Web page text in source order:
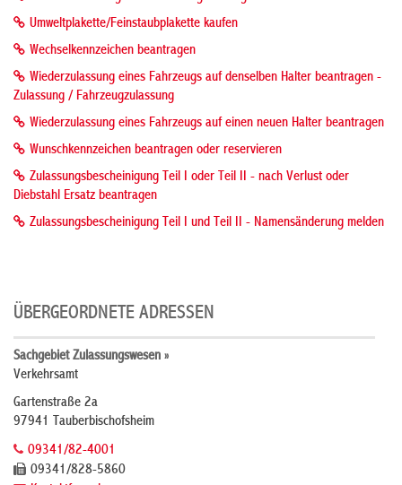
Umweltplakette/Feinstaubplakette kaufen
Wechselkennzeichen beantragen
Wiederzulassung eines Fahrzeugs auf denselben Halter beantragen -
Zulassung / Fahrzeugzulassung
Wiederzulassung eines Fahrzeugs auf einen neuen Halter beantragen
Wunschkennzeichen beantragen oder reservieren
Zulassungsbescheinigung Teil I oder Teil II - nach Verlust oder
Diebstahl Ersatz beantragen
Zulassungsbescheinigung Teil I und Teil II - Namensänderung melden
ÜBERGEORDNETE ADRESSEN
Sachgebiet Zulassungswesen »
Verkehrsamt
Gartenstraße 2a
97941 Tauberbischofsheim
09341/82-4001
09341/828-5860